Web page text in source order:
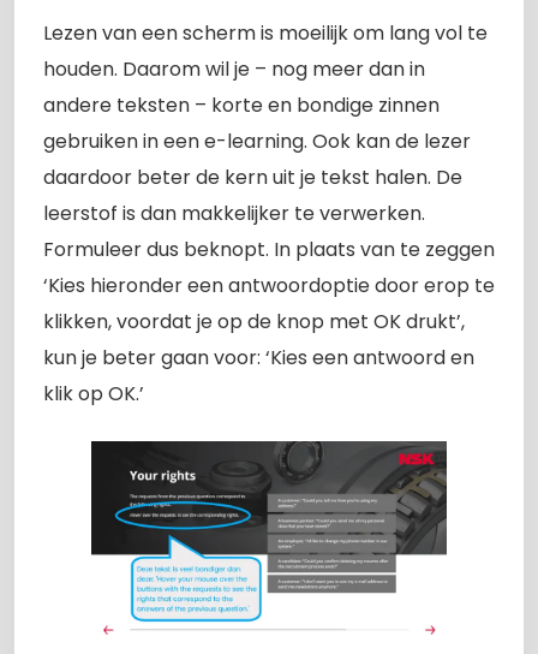
Lezen van een scherm is moeilijk om lang vol te
houden. Daarom wil je – nog meer dan in
andere teksten – korte en bondige zinnen
gebruiken in een e-learning. Ook kan de lezer
daardoor beter de kern uit je tekst halen. De
leerstof is dan makkelijker te verwerken.
Formuleer dus beknopt. In plaats van te zeggen
‘Kies hieronder een antwoordoptie door erop te
klikken, voordat je op de knop met OK drukt’,
kun je beter gaan voor: ‘Kies een antwoord en
klik op OK.’